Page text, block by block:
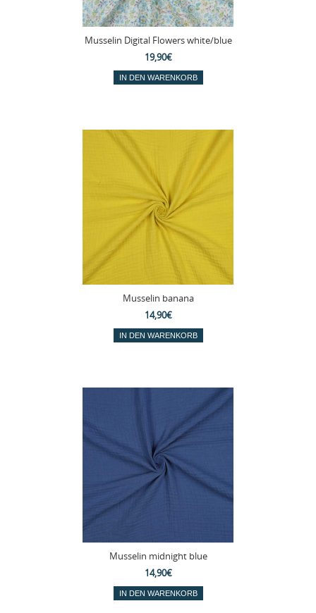
Musselin Digital Flowers white/blue
19,90€
Musselin banana
14,90€
Musselin midnight blue
14,90€